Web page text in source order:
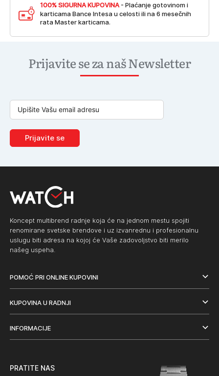
100% SIGURNA KUPOVINA - Plaćanje gotovinom i
karticama Bance Intesa u celosti ili na 6 mesečnih
rata Master karticama.
Prijavite se za naš Newsletter
Prijavite se
Koncept multibrend radnje koja će na jednom mestu spojiti
renomirane svetske brendove i uz izvanrednu i profesionalnu
uslugu biti adresa na kojoj će Vaše zadovoljstvo biti merilo
našeg uspeha.
POMOĆ PRI ONLINE KUPOVINI
KUPOVINA U RADNJI
INFORMACIJE
PRATITE NAS